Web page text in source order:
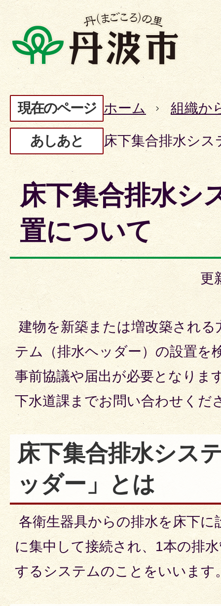
現在のページ ホーム 組織か
あしあと 床下集合排水シ
床下集合排水シ
置について
更
建物を新築または増改築される
テム（排水ヘッダー）の設置を
事前協議や届出が必要となりま
下水道課までお問い合わせくだ
床下集合排水シス
ッダー」とは
各衛生器具からの排水を床下に
に集中して接続され、1本の排
するシステムのことをいいます